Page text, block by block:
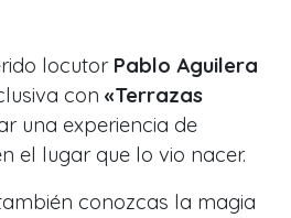
locutor Pablo Aguilera
con «Terrazas
una experiencia de
el lugar que lo vio nacer.
conozcas la magia